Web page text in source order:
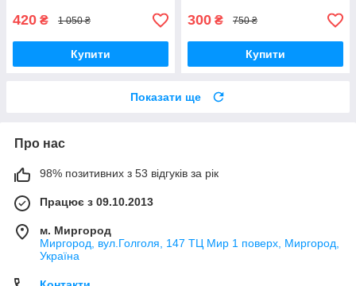
420 ₴ 1 050 ₴
Купити
300 ₴ 750 ₴
Купити
Показати ще
Про нас
98% позитивних з 53 відгуків за рік
Працює з 09.10.2013
м. Миргород
Миргород, вул.Голголя, 147 ТЦ Мир 1 поверх, Миргород,
Україна